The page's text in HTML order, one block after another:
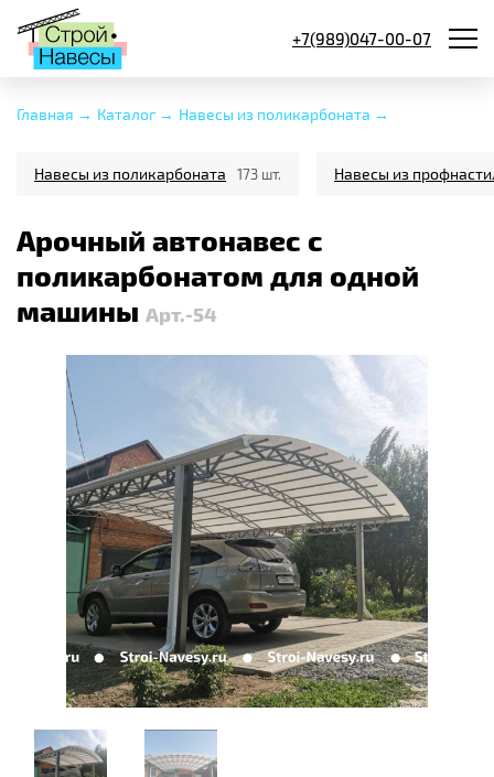
+7(989)047-00-07
Главная → Каталог → Навесы из поликарбоната →
Навесы из поликарбоната 173 шт. Навесы из
Арочный автонавес с
поликарбонатом для одной
машины Арт.-54